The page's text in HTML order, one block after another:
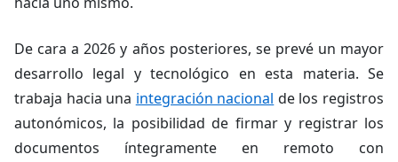
De cara a 2026 y años posteriores, se prevé un mayor
desarrollo legal y tecnológico en esta materia. Se
trabaja hacia una integración nacional de los registros
autonómicos, la posibilidad de firmar y registrar los
documentos íntegramente en remoto con